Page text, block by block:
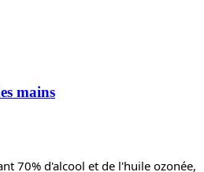
mains
70% d'alcool et de l'huile ozonée,